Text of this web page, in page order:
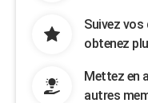
Suivez
obtenez
Mettez en
autres